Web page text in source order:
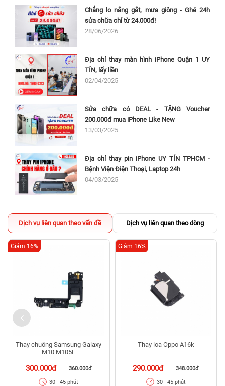
Chẳng lo nắng gắt, mưa giông - Ghé 24h
sửa chữa chỉ từ 24.000đ!
28/06/2026
Địa chỉ thay màn hình iPhone Quận 1 UY
TÍN, lấy liền
02/04/2025
Sửa chữa có DEAL - TẶNG Voucher
200.000đ mua iPhone Like New
13/03/2025
Địa chỉ thay pin iPhone UY TÍN TPHCM -
Bệnh Viện Điện Thoại, Laptop 24h
04/03/2025
Dịch vụ liên quan theo vấn đề Dịch vụ liên quan theo dòng
Thay chuông Samsung Galaxy
M10 M105F
300.000đ 360.000đ
Giảm 16%
30 - 45 phút
Thay loa Oppo A16k
290.000đ 348.000đ
Giảm 16%
30 - 45 phút